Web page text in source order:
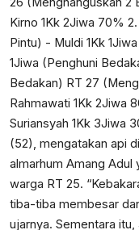
Kirno 1Kk 2Jiwa 70%
Pintu) - Muldi 1Kk
1Jiwa (Penghuni
Bedakan) RT 27
Rahmawati 1Kk 2Jiwa
Suriansyah 1Kk 3Jiwa
(52), mengatakan api
almarhum Amang Adul
warga RT 25.
tiba-tiba membesar
ujarnya. Sementara itu,